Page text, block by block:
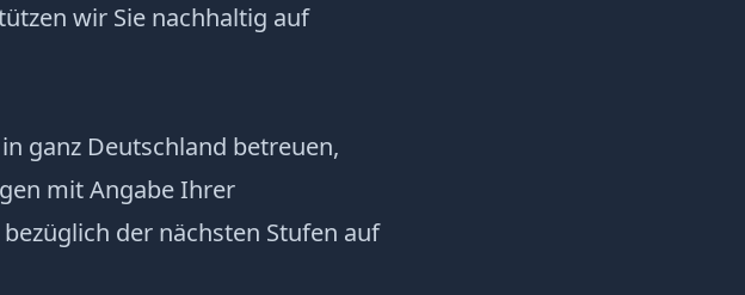
wir Sie nachhaltig auf
ganz Deutschland betreuen,
mit Angabe Ihrer
der nächsten Stufen auf